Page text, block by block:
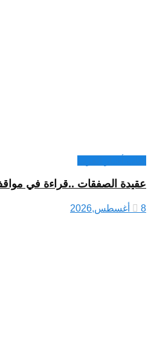
عقيدة الصفقات ..قراءة في
8 أغسطس,2026